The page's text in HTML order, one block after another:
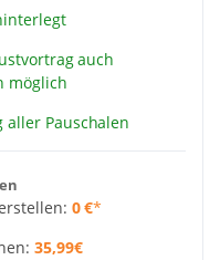
auch
möglich
Pauschalen
0 €*
35,99€